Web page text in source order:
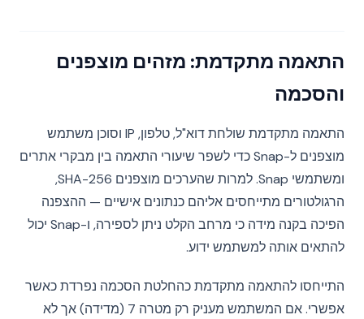
התאמה מתקדמת: מזהים מוצפנים
והסכמה
התאמה מתקדמת שולחת דוא"ל, טלפון, IP וסוכן משתמש
מוצפנים ל-Snap כדי לשפר שיעורי התאמה בין מבקרי אתרים
ומשתמשי Snap. למרות שהערכים מוצפנים SHA-256,
הרגולטורים מתייחסים אליהם כנתונים אישיים — ההצפנה
הפיכה בקנה מידה כי מרחב הקלט ניתן לספירה, ו-Snap יכול
להתאים אותה למשתמש ידוע.
התייחסו להתאמה מתקדמת כהחלטת הסכמה נפרדת כאשר
אפשרי. אם המשתמש מעניק רק מטרה 7 (מדידה) אך לא